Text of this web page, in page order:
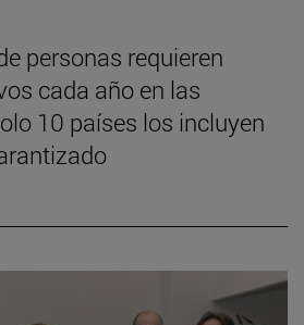
personas requieren
cada año en las
10 países los incluyen